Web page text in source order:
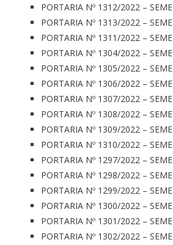
PORTARIA Nº 1312/2022 –
PORTARIA Nº 1313/2022 –
PORTARIA Nº 1311/2022 –
PORTARIA Nº 1304/2022 –
PORTARIA Nº 1305/2022 –
PORTARIA Nº 1306/2022 –
PORTARIA Nº 1307/2022 –
PORTARIA Nº 1308/2022 –
PORTARIA Nº 1309/2022 –
PORTARIA Nº 1310/2022 –
PORTARIA Nº 1297/2022 –
PORTARIA Nº 1298/2022 –
PORTARIA Nº 1299/2022 –
PORTARIA Nº 1300/2022 –
PORTARIA Nº 1301/2022 –
PORTARIA Nº 1302/2022 –